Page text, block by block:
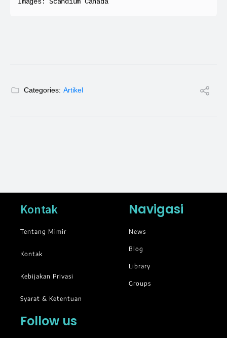
Categories: Artikel
Kontak
Tentang Mimir
Kontak
Kebijakan Privasi
Syarat & Ketentuan
Navigasi
News
Blog
Library
Groups
Follow us